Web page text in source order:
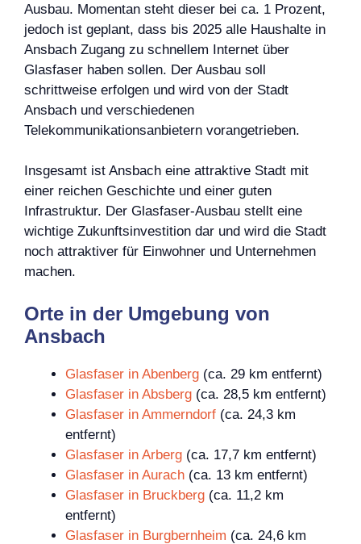
Ausbau. Momentan steht dieser bei ca. 1 Prozent,
jedoch ist geplant, dass bis 2025 alle Haushalte in
Ansbach Zugang zu schnellem Internet über
Glasfaser haben sollen. Der Ausbau soll
schrittweise erfolgen und wird von der Stadt
Ansbach und verschiedenen
Telekommunikationsanbietern vorangetrieben.
Insgesamt ist Ansbach eine attraktive Stadt mit
einer reichen Geschichte und einer guten
Infrastruktur. Der Glasfaser-Ausbau stellt eine
wichtige Zukunftsinvestition dar und wird die Stadt
noch attraktiver für Einwohner und Unternehmen
machen.
Orte in der Umgebung von
Ansbach
Glasfaser in Abenberg (ca. 29 km entfernt)
Glasfaser in Absberg (ca. 28,5 km entfernt)
Glasfaser in Ammerndorf (ca. 24,3 km
entfernt)
Glasfaser in Arberg (ca. 17,7 km entfernt)
Glasfaser in Aurach (ca. 13 km entfernt)
Glasfaser in Bruckberg (ca. 11,2 km
entfernt)
Glasfaser in Burgbernheim (ca. 24,6 km